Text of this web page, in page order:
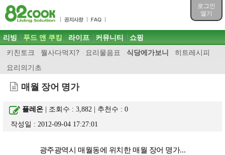
로그인
열기
목차
주메뉴 바로가기
컨텐츠 바로가기
검색 바로가기
로그인 바로가기
주메뉴
리빙 푸드 앤 쿠킹
키친토크 뭘사다먹지? 요리물음표 식당에가보니
히트레시피
요리의기초
라이프 커뮤니티 쇼핑
매월 장어 명가
플레온 | 조회수 : 3,882 | 추천수 :0
작성일 : 2012-09-04 17:27:01
광주광역시 매월동에 위치한 매월 장어 명가...